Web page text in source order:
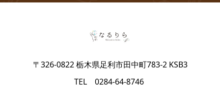
〒326-0822 栃木県足利市田中町783-2 KSB3
TEL 0284-64-8746